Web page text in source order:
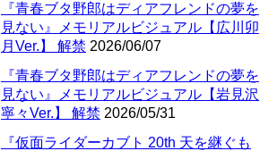
『青春ブタ野郎はディアフレンドの夢を
見ない』メモリアルビジュアル【広川卯
月Ver.】 解禁 2026/06/07
『青春ブタ野郎はディアフレンドの夢を
見ない』メモリアルビジュアル【岩見沢
寧々Ver.】 解禁 2026/05/31
『仮面ライダーカブト 20th 天を継ぐも